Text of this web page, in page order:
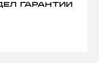
ГАРАНТИИ